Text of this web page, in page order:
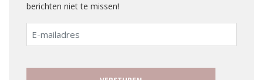
berichten niet te missen!
E-
mailadres